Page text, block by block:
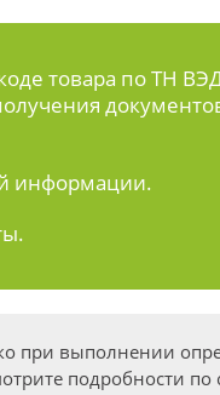
товара по ТН
информации.
при выполнении
подробности по